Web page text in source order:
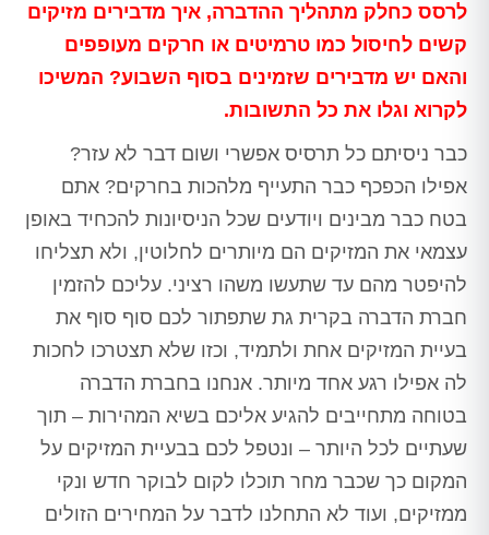
לרסס כחלק מתהליך ההדברה, איך מדבירים מזיקים
קשים לחיסול כמו טרמיטים או חרקים מעופפים
והאם יש מדבירים שזמינים בסוף השבוע? המשיכו
לקרוא וגלו את כל התשובות.
כבר ניסיתם כל תרסיס אפשרי ושום דבר לא עזר?
אפילו הכפכף כבר התעייף מלהכות בחרקים? אתם
בטח כבר מבינים ויודעים שכל הניסיונות להכחיד באופן
עצמאי את המזיקים הם מיותרים לחלוטין, ולא תצליחו
להיפטר מהם עד שתעשו משהו רציני. עליכם להזמין
חברת הדברה בקרית גת שתפתור לכם סוף סוף את
בעיית המזיקים אחת ולתמיד, וכזו שלא תצטרכו לחכות
לה אפילו רגע אחד מיותר. אנחנו בחברת הדברה
בטוחה מתחייבים להגיע אליכם בשיא המהירות – תוך
שעתיים לכל היותר – ונטפל לכם בבעיית המזיקים על
המקום כך שכבר מחר תוכלו לקום לבוקר חדש ונקי
ממזיקים, ועוד לא התחלנו לדבר על המחירים הזולים